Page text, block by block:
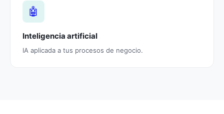
🤖
Inteligencia artificial
IA aplicada a tus procesos de negocio.